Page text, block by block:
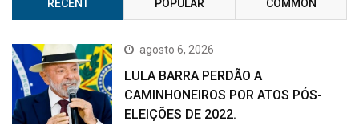
RECENT POPULAR COMMON
agosto 6, 2026
LULA BARRA PERDÃO A
CAMINHONEIROS POR ATOS PÓS-
ELEIÇÕES DE 2022.